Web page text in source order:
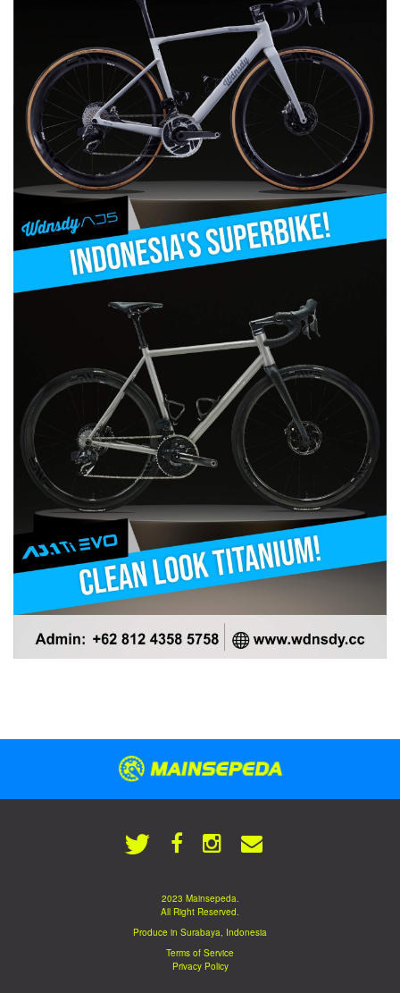
2023 Mainsepeda.
All Right Reserved.
Produce in Surabaya, Indonesia
Terms of Service
Privacy Policy